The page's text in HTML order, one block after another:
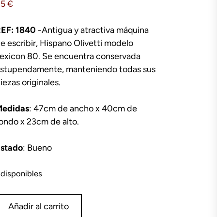
€
1840 -Antigua y atractiva máquina
escribir, Hispano Olivetti modelo
80. Se encuentra conservada
manteniendo todas sus
originales.
: 47cm de ancho x 40cm de
x 23cm de alto.
: Bueno
disponibles
Añadir al carrito